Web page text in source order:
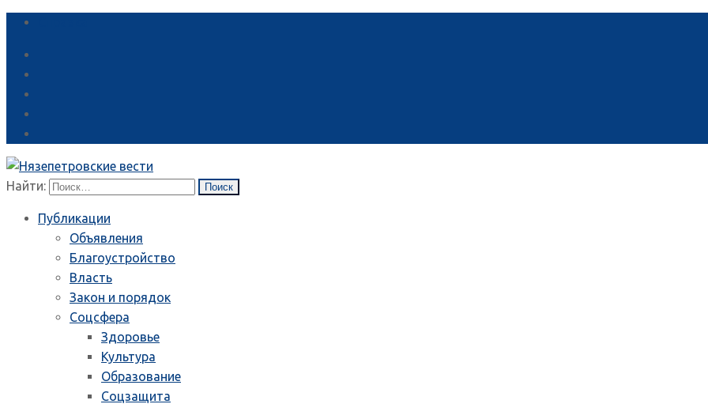
Найти:
Публикации
Объявления
Благоустройство
Власть
Закон и порядок
Соцсфера
Здоровье
Культура
Образование
Соцзащита